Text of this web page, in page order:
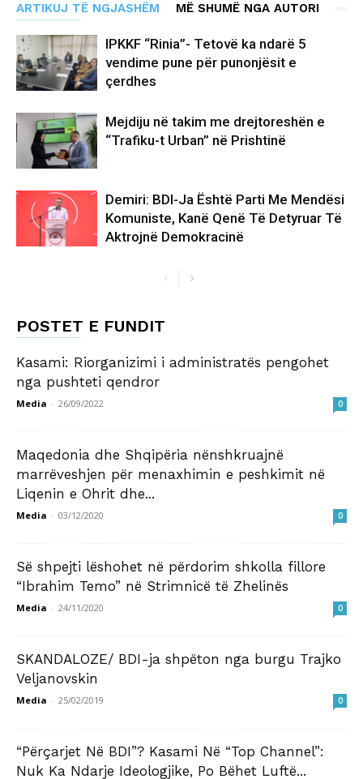
ARTIKUJ TË NGJASHËM MË SHUMË NGA AUTORI
IPKKF “Rinia”- Tetovë ka ndarë 5
vendime pune për punonjësit e
çerdhes
Mejdiju në takim me drejtoreshën e
“Trafiku-t Urban” në Prishtinë
Demiri: BDI-Ja Është Parti Me Mendësi
Komuniste, Kanë Qenë Të Detyruar Të
Aktrojnë Demokracinë
POSTET E FUNDIT
Kasami: Riorganizimi i administratës pengohet
nga pushteti qendror
Media - 26/09/2022 0
Maqedonia dhe Shqipëria nënshkruajnë
marrëveshjen për menaxhimin e peshkimit në
Liqenin e Ohrit dhe...
Media - 03/12/2020 0
Së shpejti lëshohet në përdorim shkolla fillore
“Ibrahim Temo” në Strimnicë të Zhelinës
Media - 24/11/2020 0
SKANDALOZE/ BDI-ja shpëton nga burgu Trajko
Veljanovskin
Media - 25/02/2019 0
“Përçarjet Në BDI”? Kasami Në “Top Channel”:
Nuk Ka Ndarje Ideologjike, Po Bëhet Luftë...